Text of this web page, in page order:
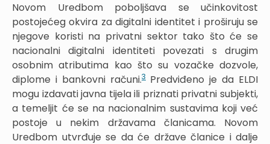
Novom Uredbom poboljšava se učinkovitost
postojećeg okvira za digitalni identitet i proširuju se
njegove koristi na privatni sektor tako što će se
nacionalni digitalni identiteti povezati s drugim
osobnim atributima kao što su vozačke dozvole,
diplome i bankovni računi.3 Predviđeno je da ELDI
mogu izdavati javna tijela ili priznati privatni subjekti,
a temeljit će se na nacionalnim sustavima koji već
postoje u nekim državama članicama. Novom
Uredbom utvrđuje se da će države članice i dalje